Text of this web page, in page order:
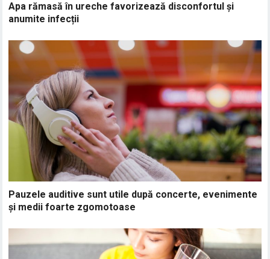
Apa rămasă în ureche favorizează disconfortul și
anumite infecții
Pauzele auditive sunt utile după concerte, evenimente
și medii foarte zgomotoase